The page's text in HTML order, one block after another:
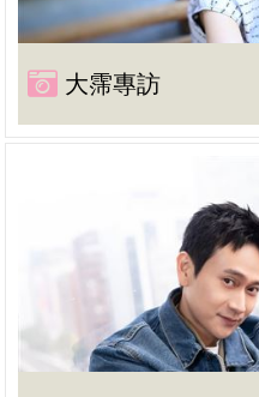
大霈專訪